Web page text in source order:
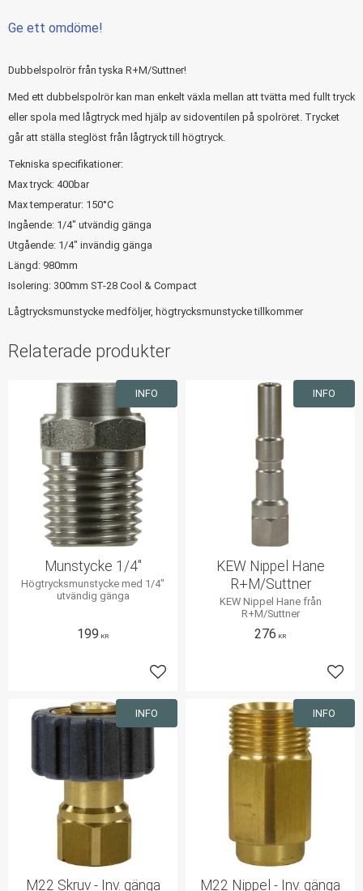
Ge ett omdöme!
Dubbelspolrör från tyska R+M/Suttner!
Med ett dubbelspolrör kan man enkelt växla mellan att tvätta med fullt tryck
eller spola med lågtryck med hjälp av sidoventilen på spolröret. Trycket
går att ställa steglöst från lågtryck till högtryck.
Tekniska specifikationer:
Max tryck: 400bar
Max temperatur: 150°C
Ingående: 1/4" utvändig gänga
Utgående: 1/4" invändig gänga
Längd: 980mm
Isolering: 300mm ST-28 Cool & Compact
Lågtrycksmunstycke medföljer, högtrycksmunstycke tillkommer
Relaterade produkter
Munstycke 1/4"
Högtrycksmunstycke med 1/4"
utvändig gänga
199 KR
Lägg till i favoriter
INFO
KEW Nippel Hane
R+M/Suttner
KEW Nippel Hane från
R+M/Suttner
276 KR
INFO
M22 Skruv - Inv. gänga
INFO
M22 Nippel - Inv. gänga
INFO